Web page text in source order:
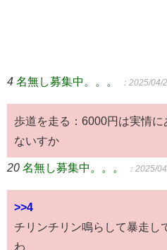
4 名無し募集中。。。 ：2025/
歩道を走る：6000円は実情
ないすか
20 名無し募集中。。。 ：2025/
>>4
チリンチリン鳴らして暴走し
わ